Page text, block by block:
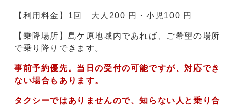
【利用料金】1回 大人200 円・小児100 円
【乗降場所】島ケ原地域内であれば、ご希望の場所
で乗り降りできます。
事前予約優先。当日の受付の可能ですが、対応でき
ない場合もあります。
タクシーではありませんので、知らない人と乗り合